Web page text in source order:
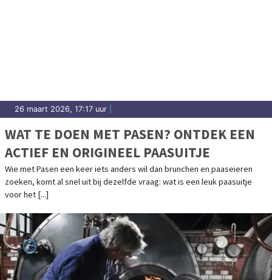
26 maart 2026, 17:17 uur
WAT TE DOEN MET PASEN? ONTDEK EEN
ACTIEF EN ORIGINEEL PAASUITJE
Wie met Pasen een keer iets anders wil dan brunchen en paaseieren
zoeken, komt al snel uit bij dezelfde vraag: wat is een leuk paasuitje
voor het [...]